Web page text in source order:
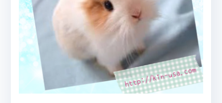
ピ
ー
ル
ー